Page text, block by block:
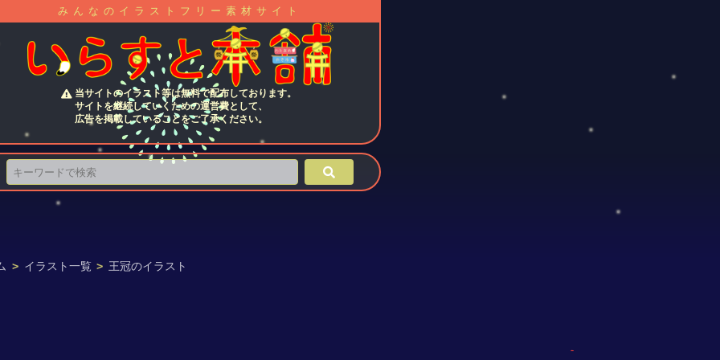
みんなのイラストフリー素材サイト
当サイトのイラスト等は無料で配布しております。
サイトを継続していくための運営費として、
広告を掲載していることをご了承ください。
> イラスト一覧 > 王冠のイラスト